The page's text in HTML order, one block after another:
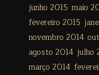
junho 2015 maio
fevereiro 2015
novembro 2014
agosto 2014 julho
março 2014